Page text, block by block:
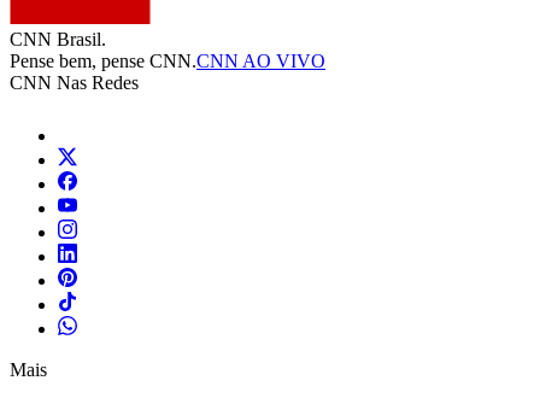
CNN Brasil.
Pense bem, pense CNN.CNN AO VIVO
CNN Nas Redes
Mais